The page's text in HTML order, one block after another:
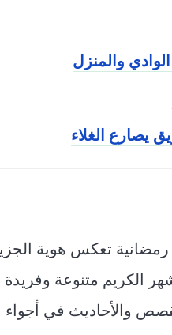
والمنزل
يصارع الغلاء
تعكس هوية
متنوعة وفريدة
والأحاديث في أجواء